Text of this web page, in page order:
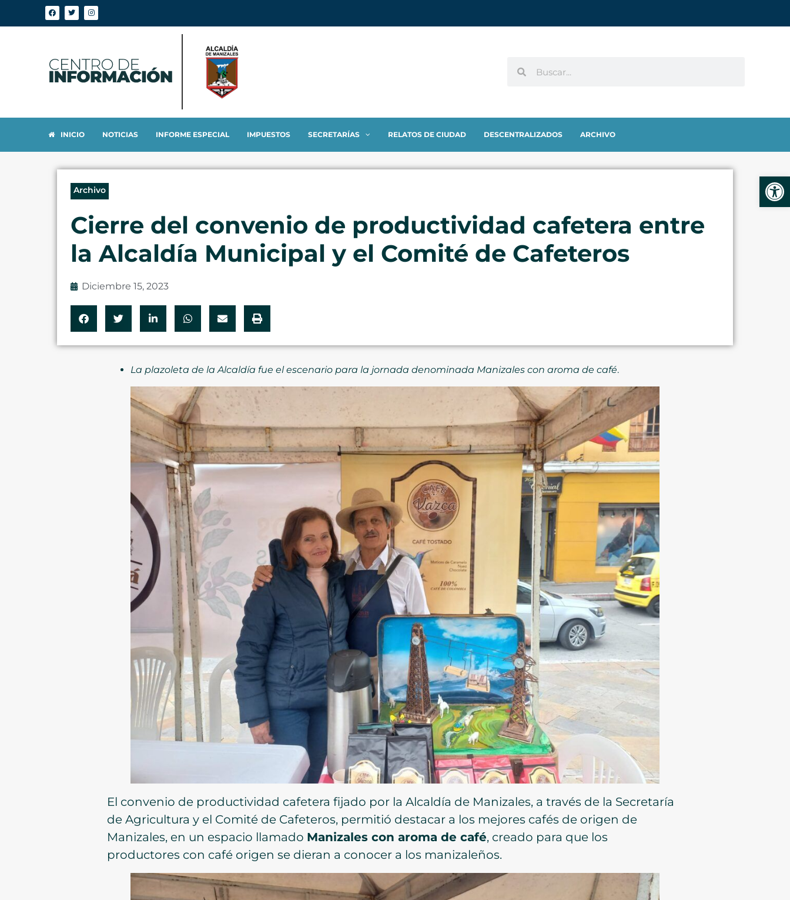
INICIO NOTICIAS INFORME ESPECIAL IMPUESTOS SECRETARÍAS RELATOS DE CIUDAD DESCENTRALIZADOS ARCHIVO
Archivo
Cierre del convenio de productividad cafetera entre
la Alcaldía Municipal y el Comité de Cafeteros
Diciembre 15, 2023
La plazoleta de la Alcaldía fue el escenario para la jornada denominada Manizales con aroma de café.
El convenio de productividad cafetera fijado por la Alcaldía de Manizales, a través de la Secretaría
de Agricultura y el Comité de Cafeteros, permitió destacar a los mejores cafés de origen de
Manizales, en un espacio llamado Manizales con aroma de café, creado para que los
productores con café origen se dieran a conocer a los manizaleños.